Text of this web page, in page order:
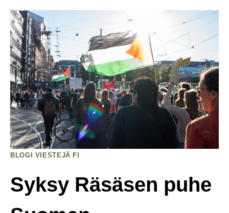
Nokian
Yhtiökokouksessa
Kysymyksiä
Yhtiön
Israelin
Liiketoiminnasta
BLOGI VIESTEJÄ FI
Syksy Räsäsen puhe